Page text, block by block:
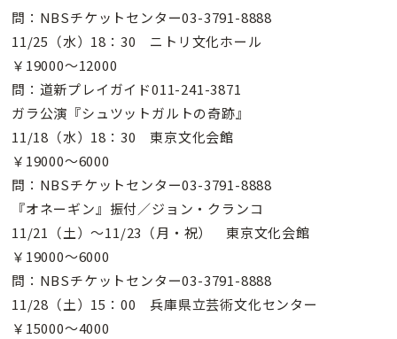
問：NBSチケットセンター03-3791-8888
11/25（水）18：30 ニトリ文化ホール
￥19000〜12000
問：道新プレイガイド011-241-3871
ガラ公演『シュツットガルトの奇跡』
11/18（水）18：30 東京文化会館
￥19000〜6000
問：NBSチケットセンター03-3791-8888
『オネーギン』振付／ジョン・クランコ
11/21（土）〜11/23（月・祝） 東京文化会館
￥19000〜6000
問：NBSチケットセンター03-3791-8888
11/28（土）15：00 兵庫県立芸術文化センター
￥15000〜4000